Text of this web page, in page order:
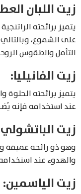
زيت اللبان
يتميز برائحته
على الشموع،
التأمل والطقوس
زيت الفانيليا:
يتميز برائحته
عند استخدامه فإنه
زيت
وهو ذو رائحة عميقة
والهدوء عند
زيت الياسمين: